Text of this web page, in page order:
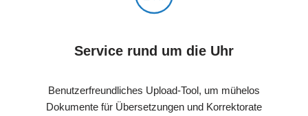
Service rund um die Uhr
Benutzerfreundliches Upload-Tool, um mühelos
Dokumente für Übersetzungen und Korrektorate